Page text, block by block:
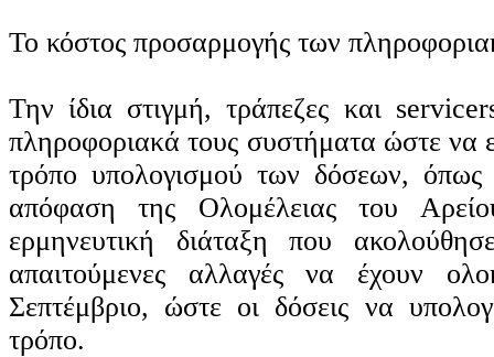
Το κόστος προσαρμογής των
Την ίδια στιγμή, τράπεζες και
πληροφοριακά τους συστήματα ώστε να
τρόπο υπολογισμού των δόσεων, όπως
απόφαση της Ολομέλειας του
ερμηνευτική διάταξη που
απαιτούμενες αλλαγές να έχουν
Σεπτέμβριο, ώστε οι δόσεις να
τρόπο.